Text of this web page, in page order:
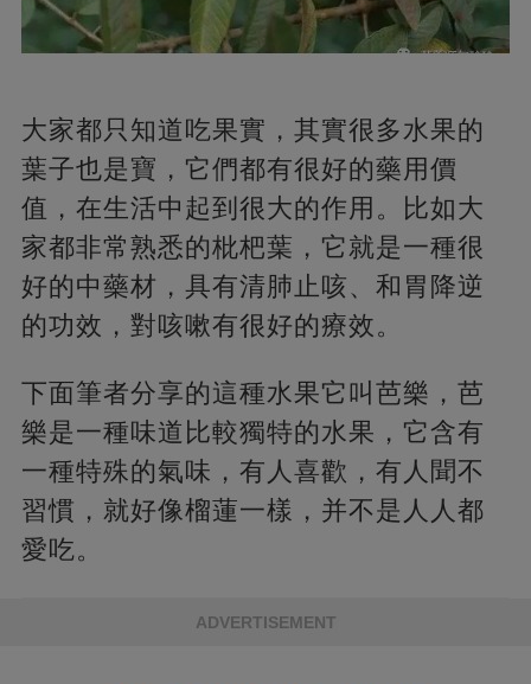
大家都只知道吃果實，其實很多水果的
葉子也是寶，它們都有很好的藥用價
值，在生活中起到很大的作用。比如大
家都非常熟悉的枇杷葉，它就是一種很
好的中藥材，具有清肺止咳、和胃降逆
的功效，對咳嗽有很好的療效。
下面筆者分享的這種水果它叫芭樂，芭
樂是一種味道比較獨特的水果，它含有
一種特殊的氣味，有人喜歡，有人聞不
習慣，就好像榴蓮一樣，并不是人人都
愛吃。
ADVERTISEMENT